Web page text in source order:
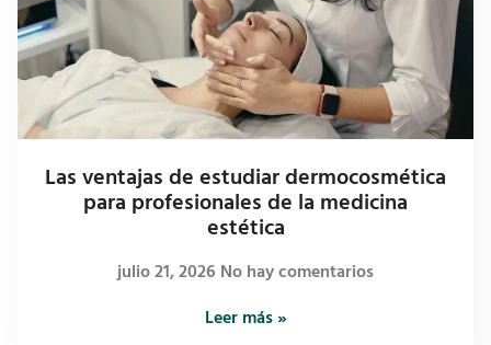
Las ventajas de estudiar dermocosmética
para profesionales de la medicina
estética
julio 21, 2026 No hay comentarios
Leer más »